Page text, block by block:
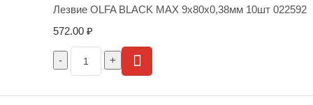
Лезвие OLFA BLACK MAX 9х80х0,38мм 10шт 022592
572.00 ₽